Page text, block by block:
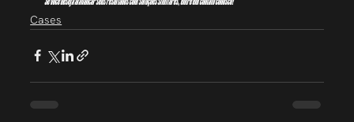
Cases